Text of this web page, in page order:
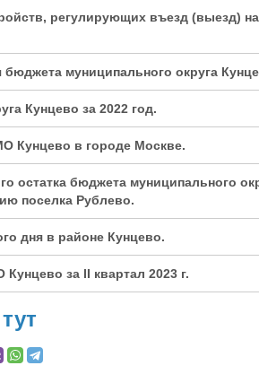
регулирующих въезд (выезд)
муниципального округа
Кунцево за 2022 год.
Кунцево в городе Москве.
остатка бюджета муниципального
поселка Рублево.
дня в районе Кунцево.
Кунцево за II квартал 2023 г.